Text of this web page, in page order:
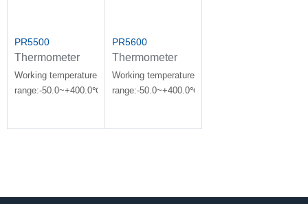
PR5500
Thermometer
Working temperature
range:-50.0~+400.0℃
PR5600
Thermometer
Working temperature
range:-50.0~+400.0℃